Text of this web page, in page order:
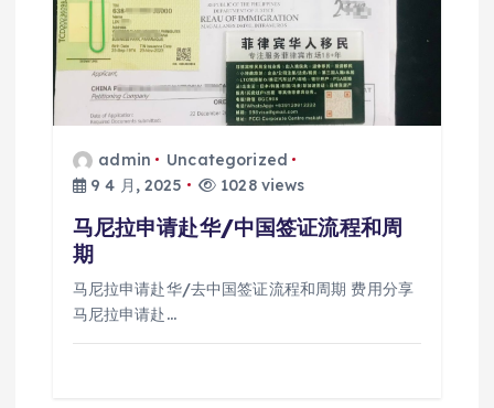
admin
Uncategorized
9 4 月, 2025
1028 views
马尼拉申请赴华/中国签证流程和周
期
马尼拉申请赴华/去中国签证流程和周期 费用分享
马尼拉申请赴…